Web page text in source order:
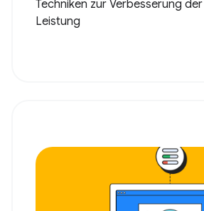
Techniken zur Verbesserung
Leistung